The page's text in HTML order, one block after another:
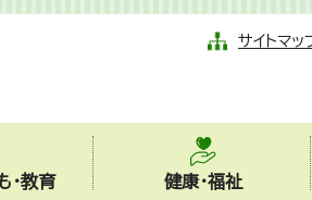
サイトマッ
・教育 健康・福祉